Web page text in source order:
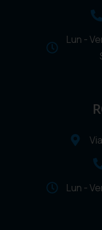
Lun -
Lun -